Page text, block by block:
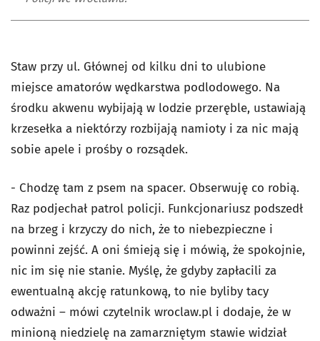
Staw przy ul. Głównej od kilku dni to ulubione
miejsce amatorów wędkarstwa podlodowego. Na
środku akwenu wybijają w lodzie przeręble, ustawiają
krzesełka a niektórzy rozbijają namioty i za nic mają
sobie apele i prośby o rozsądek.
- Chodzę tam z psem na spacer. Obserwuję co robią.
Raz podjechał patrol policji. Funkcjonariusz podszedł
na brzeg i krzyczy do nich, że to niebezpieczne i
powinni zejść. A oni śmieją się i mówią, że spokojnie,
nic im się nie stanie. Myślę, że gdyby zapłacili za
ewentualną akcję ratunkową, to nie byliby tacy
odważni – mówi czytelnik wroclaw.pl i dodaje, że w
minioną niedzielę na zamarzniętym stawie widział